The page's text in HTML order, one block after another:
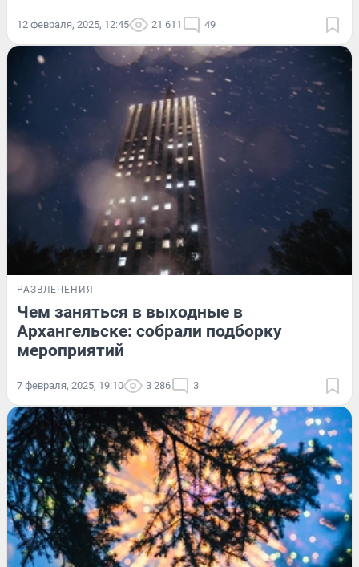
12 февраля, 2025, 12:45 21 611 49
РАЗВЛЕЧЕНИЯ
Чем заняться в выходные в
Архангельске: собрали подборку
мероприятий
7 февраля, 2025, 19:10 3 286 3